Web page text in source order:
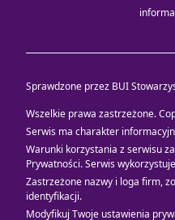
Sprawdzone przez BUI
Wszelkie prawa zastrzeżone.
Serwis ma charakter
Warunki korzystania z serwisu
Prywatności. Serwis wykorzystuje
Zastrzeżone nazwy i loga firm,
identyfikacji.
Modyfikuj Twoje ustawienia